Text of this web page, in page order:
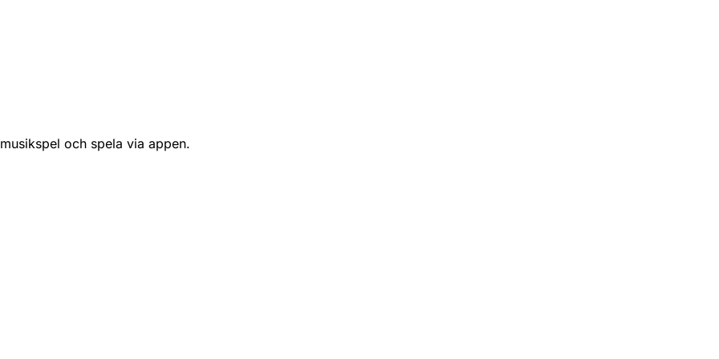
och spela via appen.